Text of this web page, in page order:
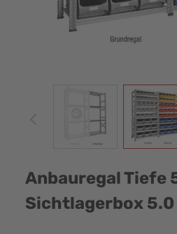
View larger image
Anbauregal Tiefe
Sichtlagerbox